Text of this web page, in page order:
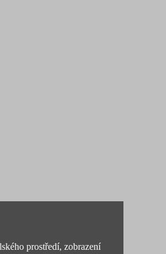
prostředí, zobrazení